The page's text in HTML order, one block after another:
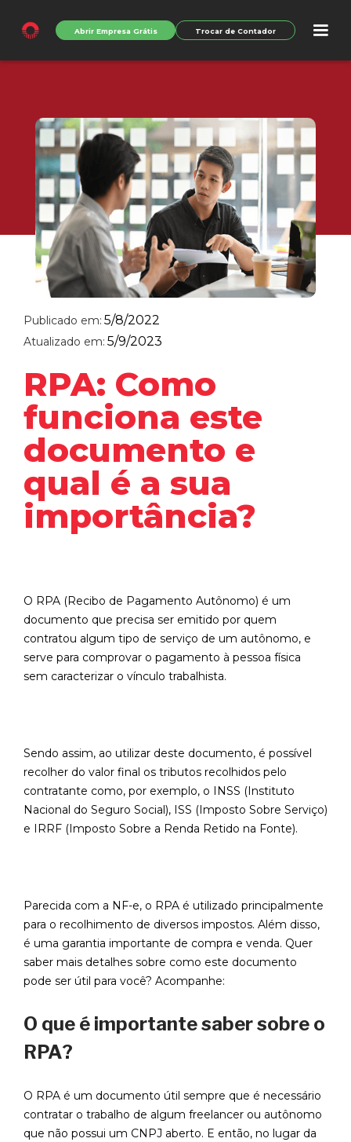
Abrir Empresa Grátis Trocar de Contador
Publicado em: 5/8/2022
Atualizado em: 5/9/2023
RPA: Como
funciona este
documento e
qual é a sua
importância?
O RPA (Recibo de Pagamento Autônomo) é um
documento que precisa ser emitido por quem
contratou algum tipo de serviço de um autônomo, e
serve para comprovar o pagamento à pessoa física
sem caracterizar o vínculo trabalhista.
Sendo assim, ao utilizar deste documento, é possível
recolher do valor final os tributos recolhidos pelo
contratante como, por exemplo, o INSS (Instituto
Nacional do Seguro Social), ISS (Imposto Sobre Serviço)
e IRRF (Imposto Sobre a Renda Retido na Fonte).
Parecida com a NF-e, o RPA é utilizado principalmente
para o recolhimento de diversos impostos. Além disso,
é uma garantia importante de compra e venda. Quer
saber mais detalhes sobre como este documento
pode ser útil para você? Acompanhe:
O que é importante saber sobre o
RPA?
O RPA é um documento útil sempre que é necessário
contratar o trabalho de algum freelancer ou autônomo
que não possui um CNPJ aberto. E então, no lugar da